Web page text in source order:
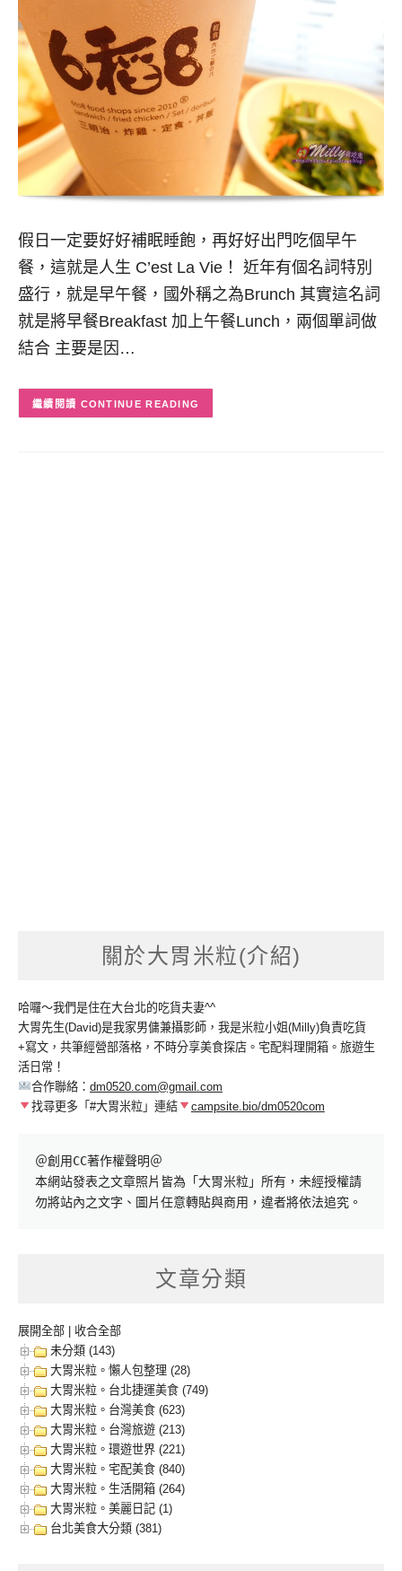
假日一定要好好補眠睡飽，再好好出門吃個早午
餐，這就是人生 C’est La Vie！ 近年有個名詞特別
盛行，就是早午餐，國外稱之為Brunch 其實這名詞
就是將早餐Breakfast 加上午餐Lunch，兩個單詞做
結合 主要是因…
CONTINUE READING
關於大胃米粒(介紹)
哈囉～我們是住在大台北的吃貨夫妻^^
大胃先生(David)是我家男傭兼攝影師，我是米粒小姐(Milly)負責吃貨
+寫文，共筆經營部落格，不時分享美食探店。宅配料理開箱。旅遊生
活日常！
合作聯絡： dm0520.com@gmail.com
找尋更多「#大胃米粒」連結
campsite.bio/dm0520com
＠創用CC著作權聲明＠
本網站發表之文章照片皆為「大胃米粒」所有，未經授權請
勿將站內之文字、圖片任意轉貼與商用，違者將依法追究。
文章分類
展開全部
收合全部
未分類 (143)
大胃米粒。懶人包整理 (28)
大胃米粒。台北捷運美食 (749)
大胃米粒。台灣美食 (623)
大胃米粒。台灣旅遊 (213)
大胃米粒。環遊世界 (221)
大胃米粒。宅配美食 (840)
大胃米粒。生活開箱 (264)
大胃米粒。美麗日記 (1)
台北美食大分類 (381)